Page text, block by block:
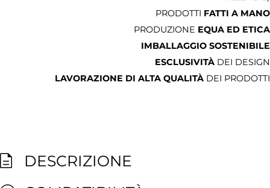
PRODOTTI FATTI A MANO
PRODUZIONE EQUA ED ETICA
IMBALLAGGIO SOSTENIBILE
ESCLUSIVITÀ DEI DESIGN
LAVORAZIONE DI ALTA QUALITÀ DEI PRODOTTI
DESCRIZIONE